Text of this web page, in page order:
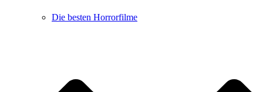
Die besten Horrorfilme